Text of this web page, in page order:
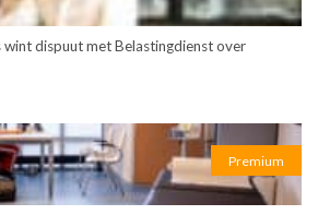
wint dispuut met Belastingdienst over
Premium